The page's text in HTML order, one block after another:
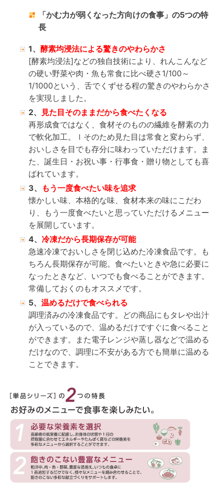
「かむ力が弱くなった方向けの食事」の5つの特
長
1、 酵素均浸法による驚きのやわらかさ
[酵素均浸法]などの独自技術により、れんこんなど
の硬い野菜や肉・魚も常食に比べ硬さ1/100～
1/1000という、舌でくずせる程の驚きのやわらかさ
を実現しました。
2、
見た目そのままだから食べたくなる
再形成食ではなく、食材そのものの繊維を酵素の力
で軟化加工。ｌそのため見た目は常食と変わらず、
おいしさを目でも存分に味わっていただけます。ま
た、誕生日・お祝い事・行事食・贈り物としても喜
ばれています。
3、
もう一度食べたい味を追求
懐かしい味、本格的な味、食材本来の味にこだわ
り、もう一度食べたいと思っていただけるメニュー
を展開しています。
4、 冷凍だから長期保存が可能
急速冷凍でおいしさを閉じ込めた冷凍食品です。も
ちろん長期保存が可能。食べたいときや急に必要に
なったときなど、いつでも食べることができます。
常備しておくのもオススメです。
5、 温めるだけで食べられる
調理済みの冷凍食品です。どの商品にもタレや出汁
が入っているので、温めるだけですぐに食べること
ができます。また電子レンジや蒸し器などで温める
だけなので、調理に不安がある方でも簡単に温める
ことできます。